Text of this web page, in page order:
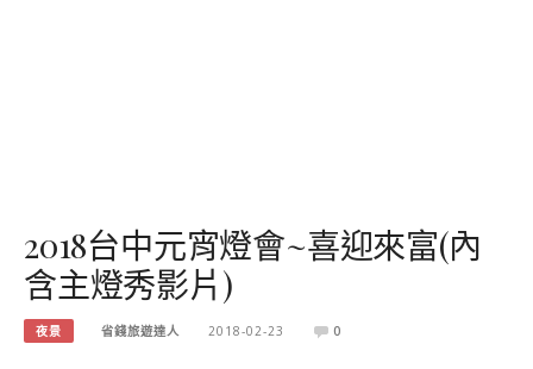
2018台中元宵燈會~喜迎來富(內
含主燈秀影片)
夜景 省錢旅遊達人 2018-02-23 0